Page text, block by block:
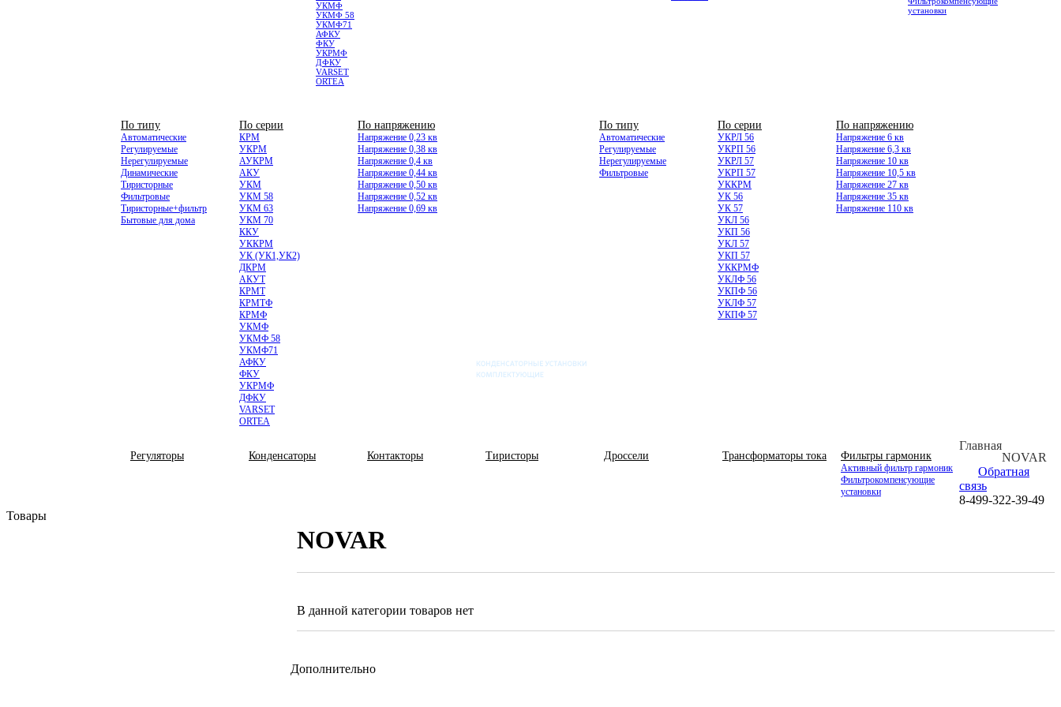
УКМФ
УКМФ 58
УКМФ71
АФКУ
ФКУ
УКРМФ
ДФКУ
VARSET
ORTEA
установки
По типу
Автоматические
Регулируемые
Нерегулируемые
Динамические
Тиристорные
Фильтровые
Тиристорные+фильтр
Бытовые для дома
По серии
КРМ
УКРМ
АУКРМ
АКУ
УКМ
УКМ 58
УКМ 63
УКМ 70
ККУ
УККРМ
УК (УК1,УК2)
ДКРМ
АКУТ
КРМТ
КРМТФ
КРМФ
УКМФ
УКМФ 58
УКМФ71
АФКУ
ФКУ
УКРМФ
ДФКУ
VARSET
ORTEA
По напряжению
Напряжение 0,23 кв
Напряжение 0,38 кв
Напряжение 0,4 кв
Напряжение 0,44 кв
Напряжение 0,50 кв
Напряжение 0,52 кв
Напряжение 0,69 кв
По типу
Автоматические
Регулируемые
Нерегулируемые
Фильтровые
По серии
УКРЛ 56
УКРП 56
УКРЛ 57
УКРП 57
УККРМ
УК 56
УК 57
УКЛ 56
УКП 56
УКЛ 57
УКП 57
УККРМФ
УКЛФ 56
УКПФ 56
УКЛФ 57
УКПФ 57
По напряжению
Напряжение 6 кв
Напряжение 6,3 кв
Напряжение 10 кв
Напряжение 10,5 кв
Напряжение 27 кв
Напряжение 35 кв
Напряжение 110 кв
Регуляторы Конденсаторы Контакторы Тиристоры Дроссели Трансформаторы тока Фильтры гармоник
Активный фильтр гармоник
Фильтрокомпенсующие
установки
Главная
NOVAR
NOVAR
В данной категории товаров нет
Обратная
связь
8-499-322-39-49
Товары
Дополнительно